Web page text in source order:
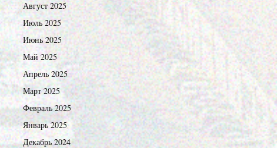
Август 2025
Июль 2025
Июнь 2025
Май 2025
Апрель 2025
Март 2025
Февраль 2025
Январь 2025
Декабрь 2024